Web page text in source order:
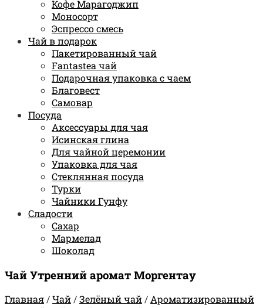
Кофе Марагоджип
Моносорт
Эспрессо смесь
Чай в подарок
Пакетированный чай
Fantastea чай
Подарочная упаковка с чаем
Благовест
Самовар
Посуда
Аксессуары для чая
Исинская глина
Для чайной церемонии
Упаковка для чая
Стеклянная посуда
Турки
Чайники Гунфу
Сладости
Сахар
Мармелад
Шоколад
Чай Утренний аромат Моргентау
Главная/Чай/Зелёный чай/Ароматизированный